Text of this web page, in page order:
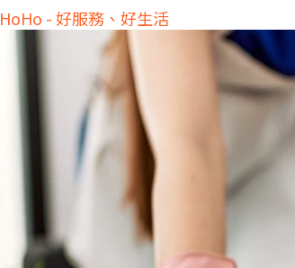
HoHo - 好服務、好生活